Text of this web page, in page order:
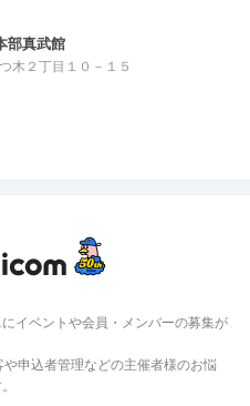
部真武館
木２丁目１０－１５
イベントや会員・メンバーの募集が
申込者管理などの主催者様のお悩